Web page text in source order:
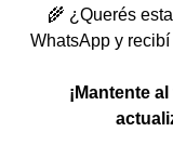
🌾 ¿Querés
WhatsApp y
¡Mantente